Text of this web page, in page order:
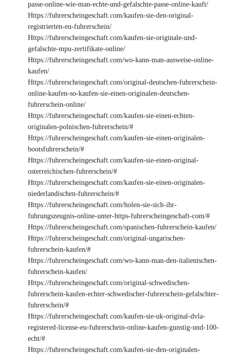
passe-online-wie-man-echte-und-gefalschte-passe-online-kauft/
Https://fuhrerscheingeschaft.com/kaufen-sie-den-original-
registrierten-eu-fuhrerschein/
Https://fuhrerscheingeschaft.com/kaufen-sie-originale-und-
gefalschte-mpu-zertifikate-online/
Https://fuhrerscheingeschaft.com/wo-kann-man-ausweise-online-
kaufen/
Https://fuhrerscheingeschaft.com/original-deutschen-fuhrerschein-
online-kaufen-so-kaufen-sie-einen-originalen-deutschen-
fuhrerschein-online/
Https://fuhrerscheingeschaft.com/kaufen-sie-einen-echten-
originalen-polnischen-fuhrerschein/#
Https://fuhrerscheingeschaft.com/kaufen-sie-einen-originalen-
bootsfuhrerschein/#
Https://fuhrerscheingeschaft.com/kaufen-sie-einen-original-
osterreichischen-fuhrerschein/#
Https://fuhrerscheingeschaft.com/kaufen-sie-einen-originalen-
niederlandischen-fuhrerschein/#
Https://fuhrerscheingeschaft.com/holen-sie-sich-ihr-
fuhrungszeugnis-online-unter-https-fuhrerscheingeschaft-com/#
Https://fuhrerscheingeschaft.com/spanischen-fuhrerschein-kaufen/
Https://fuhrerscheingeschaft.com/original-ungarischen-
fuhrerschein-kaufen/#
Https://fuhrerscheingeschaft.com/wo-kann-man-den-italienischen-
fuhrerschein-kaufen/
Https://fuhrerscheingeschaft.com/original-schwedischen-
fuhrerschein-kaufen-echter-schwedischer-fuhrerschein-gefalschter-
fuhrerschein/#
Https://fuhrerscheingeschaft.com/kaufen-sie-uk-original-dvla-
registered-license-eu-fuhrerschein-online-kaufen-gunstig-und-100-
echt/#
Https://fuhrerscheingeschaft.com/kaufen-sie-den-originalen-